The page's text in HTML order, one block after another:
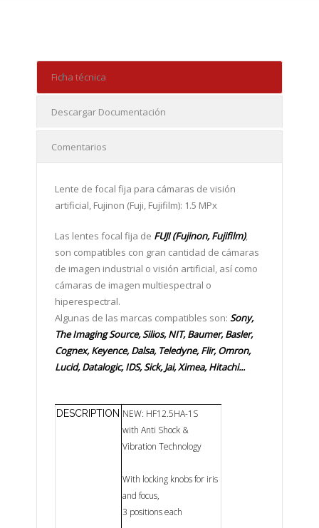
Ficha técnica
Descargar Documentación
Comentarios
Lente de focal fija para cámaras de visión
artificial, Fujinon (Fuji, Fujifilm): 1.5 MPx
Las lentes focal fija de FUJI (Fujinon, Fujifilm),
son compatibles con gran cantidad de cámaras
de imagen industrial o visión artificial, así como
cámaras de imagen multiespectral o
hiperespectral.
Algunas de las marcas compatibles son:Sony,
The Imaging Source, Silios, NIT, Baumer, Basler,
Cognex, Keyence, Dalsa, Teledyne, Flir, Omron,
Lucid, Datalogic, IDS, Sick, Jai, Ximea, Hitachi...
DESCRIPTION NEW: HF12.5HA-1S
with Anti Shock &
Vibration Technology
With locking knobs for iris
and focus,
3 positions each